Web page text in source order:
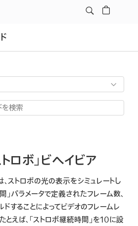
ロボ」ビヘイビア
、ストロボの光の表示をシミュレートし
」パラメータで定義されたフレーム数、
することによってビデオのフレームレ
とえば、「ストロボ継続時間」を10に設